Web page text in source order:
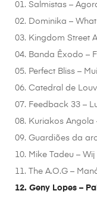
01. Salmistas –
02. Dominika –
03. Kingdom Street
04. Banda Êxodo –
05. Perfect Bliss –
06. Catedral de
07. Feedback 33 –
08. Kuriakos Angola
09. Guardiões da
10. Mike Tadeu –
11. The A.O.G –
12. Geny Lopes – Pai